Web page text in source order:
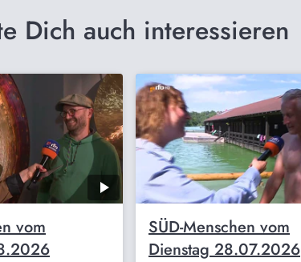
Dich auch interessieren
vom
SÜD-Menschen vom
Dienstag 28.07.2026